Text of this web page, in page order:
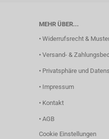
MEHR ÜBER...
• Widerrufsrecht &
• Versand- &
• Privatsphäre und
• Impressum
• Kontakt
• AGB
Cookie Einstellungen